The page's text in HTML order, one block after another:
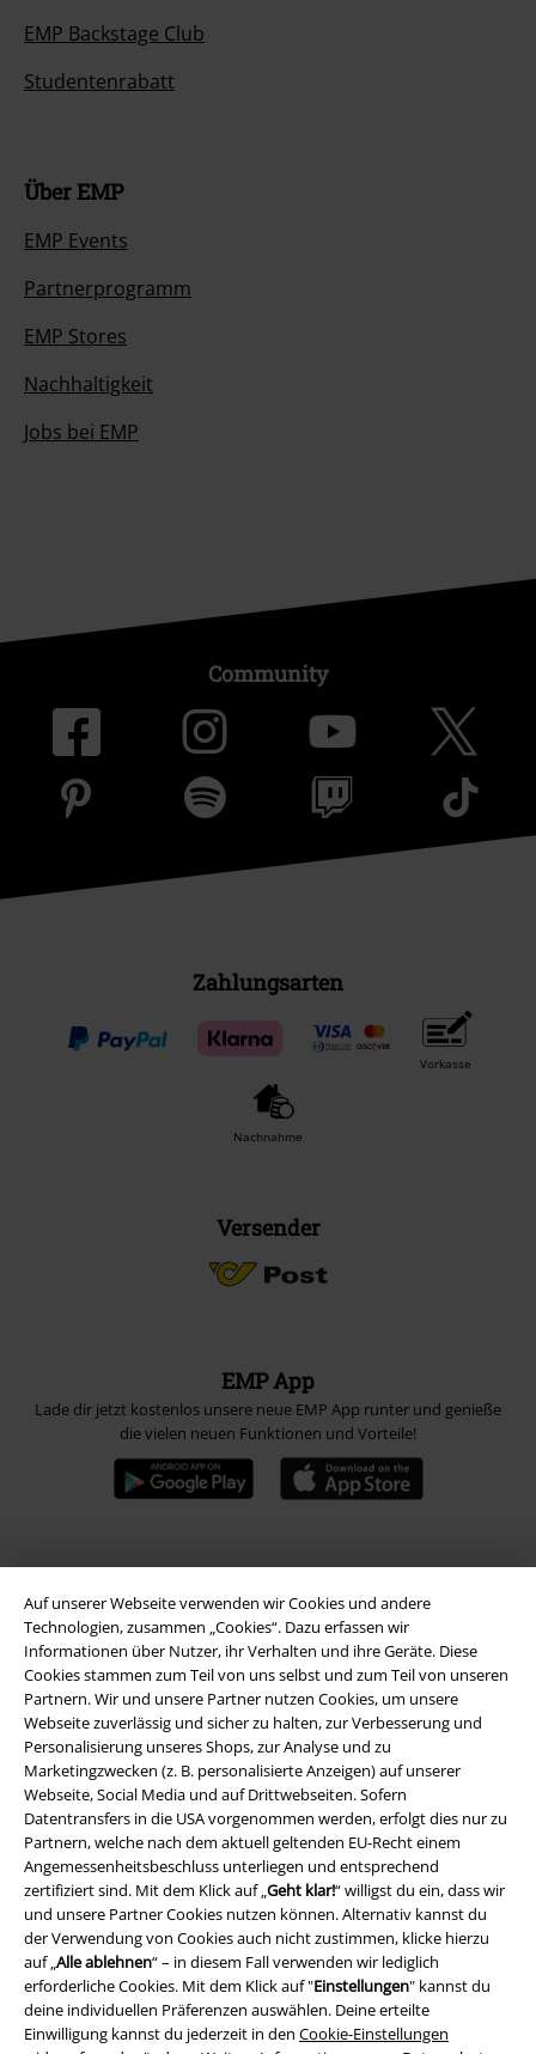
Auf unserer Webseite verwenden wir Cookies und andere
Technologien, zusammen „Cookies“. Dazu erfassen wir
Informationen über Nutzer, ihr Verhalten und ihre Geräte. Diese
Cookies stammen zum Teil von uns selbst und zum Teil von unseren
Partnern. Wir und unsere Partner nutzen Cookies, um unsere
Webseite zuverlässig und sicher zu halten, zur Verbesserung und
Personalisierung unseres Shops, zur Analyse und zu
Marketingzwecken (z. B. personalisierte Anzeigen) auf unserer
Webseite, Social Media und auf Drittwebseiten. Sofern
Datentransfers in die USA vorgenommen werden, erfolgt dies nur zu
Partnern, welche nach dem aktuell geltenden EU-Recht einem
Angemessenheitsbeschluss unterliegen und entsprechend
zertifiziert sind. Mit dem Klick auf „Geht klar!“ willigst du ein, dass wir
und unsere Partner Cookies nutzen können. Alternativ kannst du
der Verwendung von Cookies auch nicht zustimmen, klicke hierzu
auf „Alle ablehnen“ – in diesem Fall verwenden wir lediglich
erforderliche Cookies. Mit dem Klick auf "Einstellungen" kannst du
deine individuellen Präferenzen auswählen. Deine erteilte
Einwilligung kannst du jederzeit in den Cookie-Einstellungen
EMP Backstage Club
Studentenrabatt
Über EMP
EMP Events
Partnerprogramm
EMP Stores
Nachhaltigkeit
Jobs bei EMP
Community
Zahlungsarten
Vorkasse
Nachnahme
Versender
EMP App
Lade dir jetzt kostenlos unsere neue EMP App runter und genieße
die vielen neuen Funktionen und Vorteile!
Rechtliches
AGB
Impressum